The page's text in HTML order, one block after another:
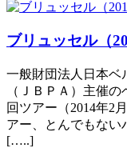
ブリュッセル（
一般財団法人日本ベ
（ＪＢＰＡ）主催
回ツアー（2014年2
アー、とんでもない
[…..]